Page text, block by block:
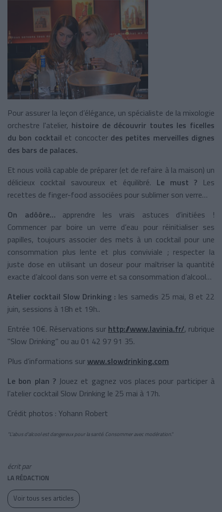
Pour assurer la leçon d’élégance, un spécialiste de la mixologie
orchestre l'atelier, histoire de découvrir toutes les ficelles
du bon cocktail et concocter des petites merveilles dignes
des bars de palaces.
Et nous voilà capable de préparer (et de refaire à la maison) un
délicieux cocktail savoureux et équilibré. Le must ? Les
recettes de finger-food associées pour sublimer son verre…
On adôôre… apprendre les vrais astuces d’initiées !
Commencer par boire un verre d’eau pour réinitialiser ses
papilles, toujours associer des mets à un cocktail pour une
consommation plus lente et plus conviviale ; respecter la
juste dose en utilisant un doseur pour maîtriser la quantité
exacte d’alcool dans son verre et sa consommation d’alcool…
Atelier cocktail Slow Drinking : les samedis 25 mai, 8 et 22
juin, sessions à 18h et 19h..
Entrée 10€. Réservations sur http://www.lavinia.fr/, rubrique
"Slow Drinking" ou au 01 42 97 91 35.
Plus d’informations surwww.slowdrinking.com
Le bon plan ?Jouez et gagnez vos places pour participer à
l’atelier cocktail Slow Drinking le 25 mai à 17h.
Crédit photos : Yohann Robert
"L'abus d'alcool est dangereux pour la santé. Consommer avec modération."
écrit par
LA RÉDACTION
Voir tous ses articles